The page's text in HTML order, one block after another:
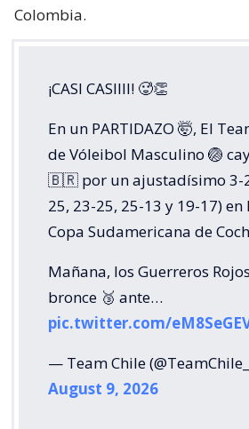
Colombia.
¡CASI CASIIII! 🥵👏
En un PARTIDAZO 🤯, El
de Vóleibol Masculino 🏐
🇧🇷 por un ajustadísimo 3-
25, 23-25, 25-13 y 19-17) en
Copa Sudamericana de
Mañana, los Guerreros
bronce 🥉 ante…
pic.twitter.com/
— Team Chile
August 9, 2026